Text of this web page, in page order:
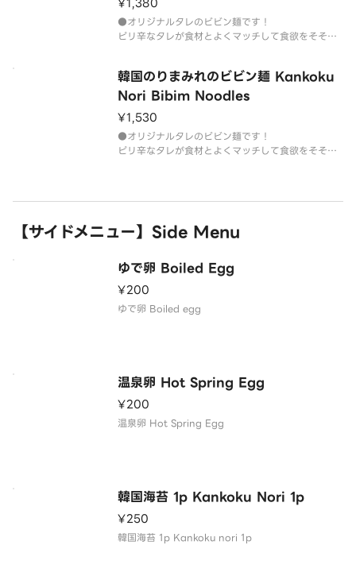
●オリジナルタレのビビン麺です！
ピリ辛なタレが食材とよくマッチして食欲をそそり
韓国のりまみれのビビン麺 Kankoku
Nori Bibim Noodles
¥1,530
●オリジナルタレのビビン麺です！
ピリ辛なタレが食材とよくマッチして食欲をそそり
【サイドメニュー】Side Menu
ゆで卵 Boiled Egg
¥200
ゆで卵 Boiled egg
温泉卵 Hot Spring Egg
¥200
温泉卵 Hot Spring Egg
韓国海苔 1p Kankoku Nori 1p
¥250
韓国海苔 1p Kankoku nori 1p